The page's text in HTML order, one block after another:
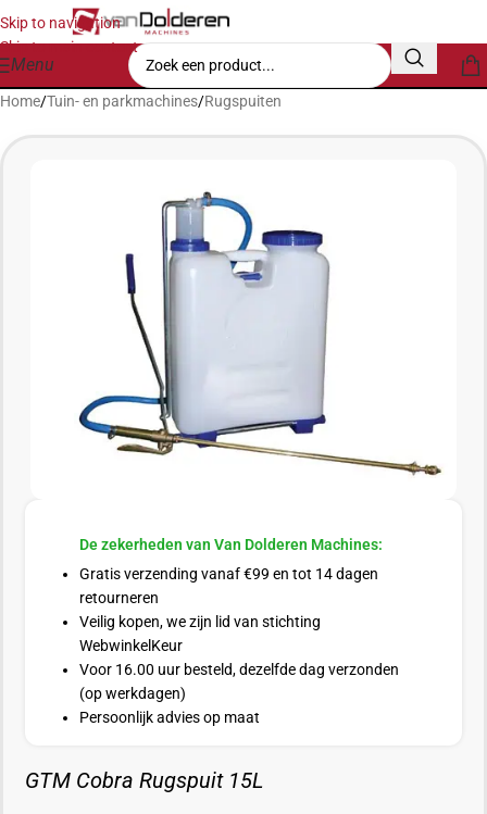
Skip to navigation
Skip to main content
Menu
Home/Tuin- en parkmachines/Rugspuiten
De zekerheden van Van Dolderen Machines:
Gratis verzending vanaf €99 en tot 14 dagen
retourneren
Veilig kopen, we zijn lid van stichting
WebwinkelKeur
Voor 16.00 uur besteld, dezelfde dag verzonden
(op werkdagen)
Persoonlijk advies op maat
GTM Cobra Rugspuit 15L